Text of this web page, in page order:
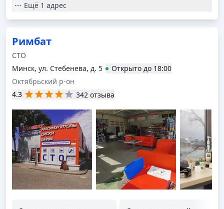
Ещё 1 адрес
Римбат
СТО
Минск, ул. Стебенева, д. 5
Открыто до 18:00
Октябрьский р-он
4.3
342 отзыва